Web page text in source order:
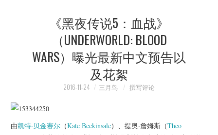
《黑夜传说5：血战》
（UNDERWORLD: BLOOD
WARS）曝光最新中文预告以
及花絮
2016-11-24 三月鸟 撰写评论
由凯特·贝金赛尔 （Kate Beckinsale）、提奥·詹姆斯（Theo